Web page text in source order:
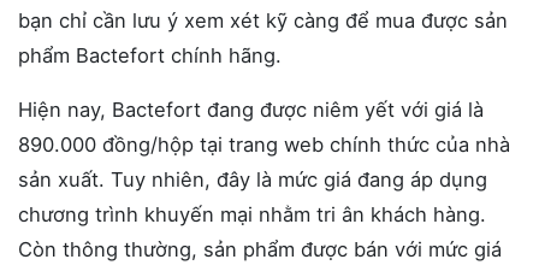
bạn chỉ cần lưu ý xem xét kỹ càng để mua được sản
phẩm Bactefort chính hãng.
Hiện nay, Bactefort đang được niêm yết với giá là
890.000 đồng/hộp tại trang web chính thức của nhà
sản xuất. Tuy nhiên, đây là mức giá đang áp dụng
chương trình khuyến mại nhằm tri ân khách hàng.
Còn thông thường, sản phẩm được bán với mức giá